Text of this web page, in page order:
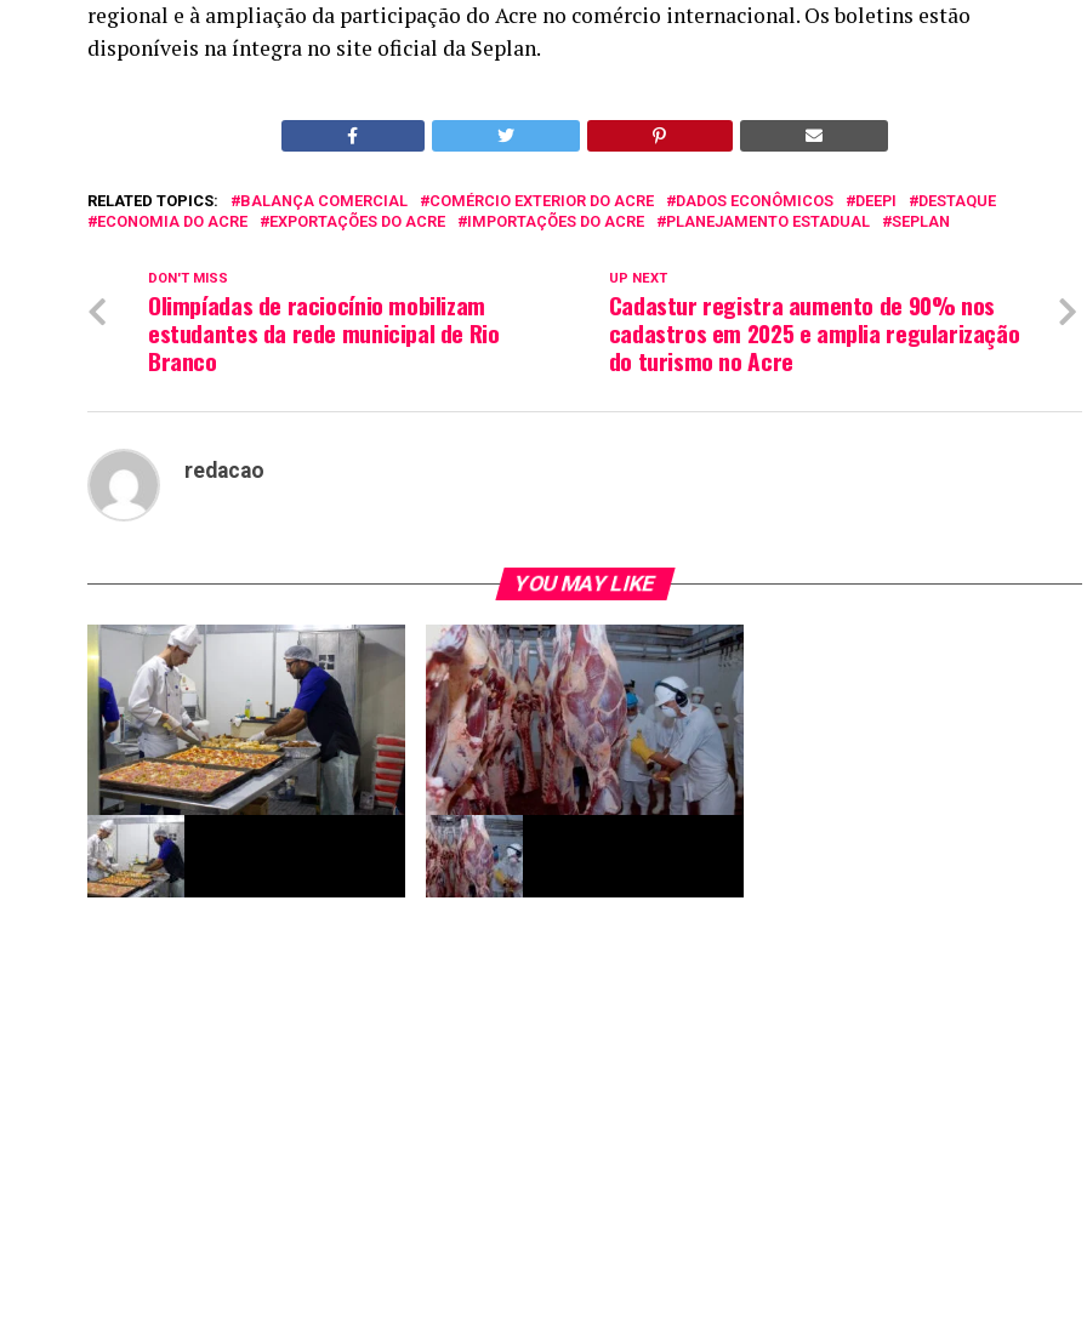
regional e à ampliação da participação do Acre no comércio internacional. Os boletins estão
disponíveis na íntegra no site oficial da Seplan.
RELATED TOPICS: BALANÇA COMERCIAL COMÉRCIO EXTERIOR DO ACRE DADOS ECONÔMICOS DEEPI
DESTAQUE
ECONOMIA DO ACRE
EXPORTAÇÕES DO ACRE IMPORTAÇÕES DO ACRE PLANEJAMENTO ESTADUAL SEPLAN
UP NEXT
Cadastur registra aumento de 90% nos
cadastros em 2025 e amplia regularização
do turismo no Acre
DON'T MISS
Olimpíadas de raciocínio mobilizam
estudantes da rede municipal de Rio
Branco
redacao
YOU MAY LIKE